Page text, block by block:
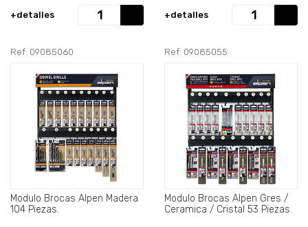
+detalles +detalles
Ref: 09085060
Modulo Brocas Alpen Madera
104 Piezas.
Ref: 09085055
Modulo Brocas Alpen Gres /
Ceramica / Cristal 53 Piezas.